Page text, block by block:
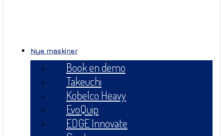
Nye maskiner
Book en demo
Takeuchi
Kobelco Heavy
EvoQuip
EDGE Innovate